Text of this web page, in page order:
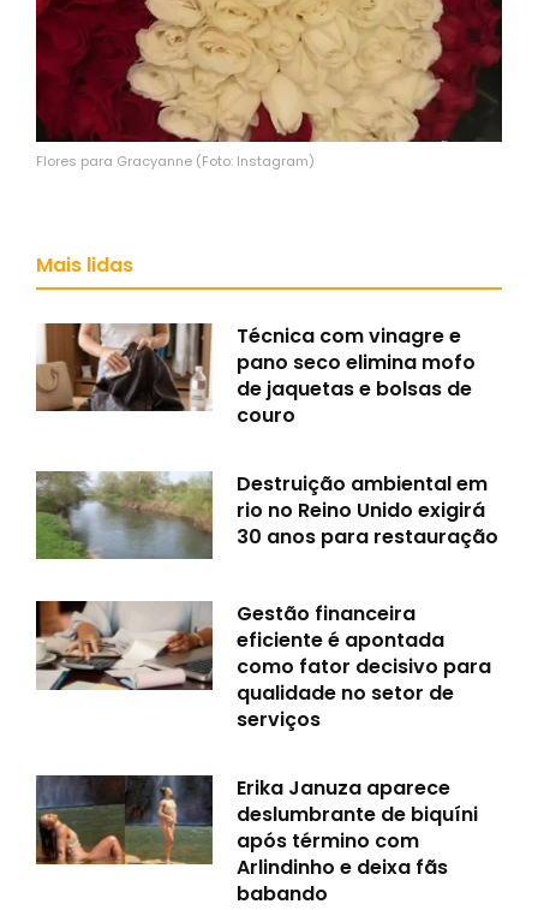
Flores para Gracyanne (Foto: Instagram)
Mais lidas
Técnica com vinagre e
pano seco elimina mofo
de jaquetas e bolsas de
couro
Destruição ambiental em
rio no Reino Unido exigirá
30 anos para restauração
Gestão financeira
eficiente é apontada
como fator decisivo para
qualidade no setor de
serviços
Erika Januza aparece
deslumbrante de biquíni
após término com
Arlindinho e deixa fãs
babando